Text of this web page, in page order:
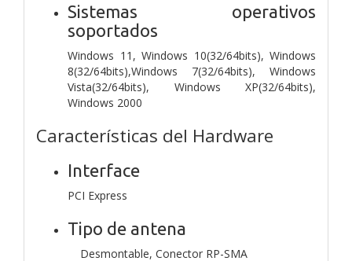
Sistemas operativos
soportados
Windows 11, Windows 10(32/64bits), Windows
8(32/64bits),Windows 7(32/64bits), Windows
Vista(32/64bits), Windows XP(32/64bits),
Windows 2000
Características del Hardware
Interface
PCI Express
Tipo de antena
Desmontable, Conector RP-SMA